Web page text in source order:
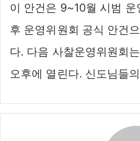
이 안건은 9~10월 시범
후 운영위원회 공식 안건
다. 다음 사찰운영위원회
오후에 열린다. 신도님들